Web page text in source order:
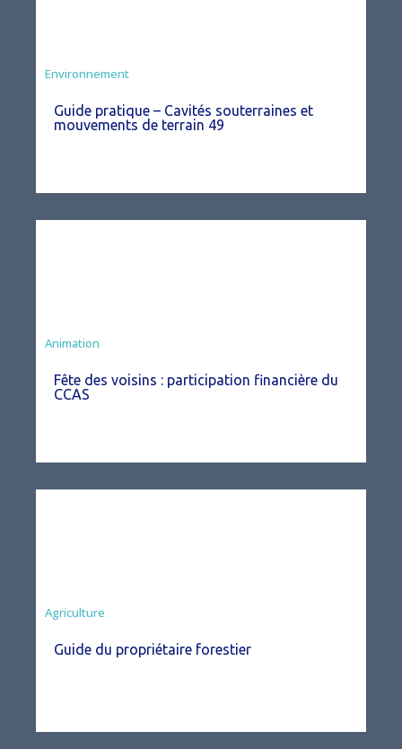
Environnement
Guide pratique – Cavités souterraines et
mouvements de terrain 49
Animation
Fête des voisins : participation financière du
CCAS
Agriculture
Guide du propriétaire forestier